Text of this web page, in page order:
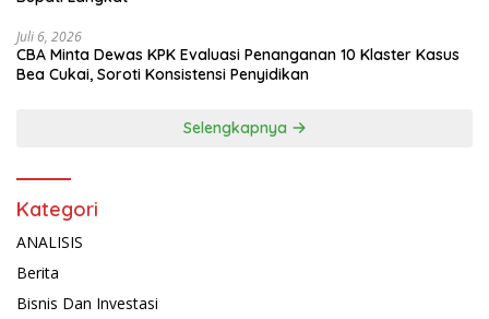
Juli 6, 2026
CBA Minta Dewas KPK Evaluasi Penanganan 10 Klaster Kasus
Bea Cukai, Soroti Konsistensi Penyidikan
Selengkapnya
Kategori
ANALISIS
Berita
Bisnis Dan Investasi